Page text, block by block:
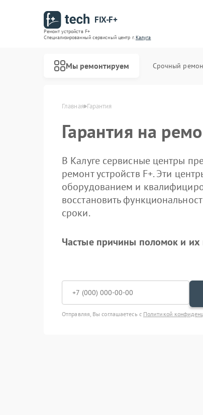
FIX-F+
Ремонт устройств F+
Специализированный cервисный центр г.Калуга
Мы ремонтируем Срочный
Главная Гарантия
Гарантия на
В Калуге сервисные центры
ремонт устройств F+. Эти
оборудованием и
восстановить
сроки.
Частые причины поломок и
Отправляя, Вы соглашаетесь с Политикой